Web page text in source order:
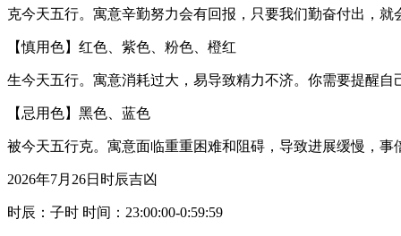
克今天五行。寓意辛勤努力会有回报，只要我们勤奋付出，
【慎用色】红色、紫色、粉色、橙红
生今天五行。寓意消耗过大，易导致精力不济。你需要提醒
【忌用色】黑色、蓝色
被今天五行克。寓意面临重重困难和阻碍，导致进展缓慢，
2026年7月26日时辰吉凶
时辰：子时 时间：23:00:00-0:59:59